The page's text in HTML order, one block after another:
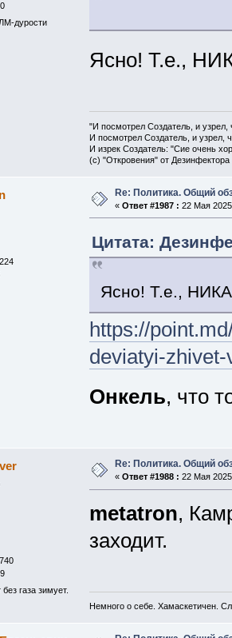
дурости
Ясно! Т.е.,
"И посмотрел Создатель, и
И посмотрел Создатель, и узрел,
И изрек Создатель: "Сие очень
(с) "Откровения" от Дезинфектора
Re: Политика. Общий
« Ответ #1987 : 22 Мая
Цитата:
Ясно! Т.е.,
https://
deviatyi-
Онкель, что
без газа зимует.
Re: Политика. Общий
« Ответ #1988 : 22 Мая
metatron,
заходит.
Немного о себе. Хамаскетичен.